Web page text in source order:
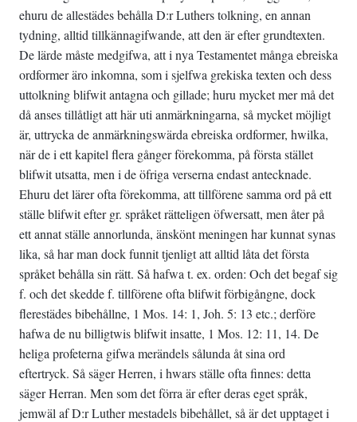
ehuru de allestädes behålla D:r Luthers tolkning, en annan
tydning, alltid tillkännagifwande, att den är efter grundtexten.
De lärde måste medgifwa, att i nya Testamentet många ebreiska
ordformer äro inkomna, som i sjelfwa grekiska texten och dess
uttolkning blifwit antagna och gillade; huru mycket mer må det
då anses tillåtligt att här uti anmärkningarna, så mycket möjligt
är, uttrycka de anmärkningswärda ebreiska ordformer, hwilka,
när de i ett kapitel flera gånger förekomma, på första stället
blifwit utsatta, men i de öfriga verserna endast antecknade.
Ehuru det lärer ofta förekomma, att tillförene samma ord på ett
ställe blifwit efter gr. språket rätteligen öfwersatt, men åter på
ett annat ställe annorlunda, änskönt meningen har kunnat synas
lika, så har man dock funnit tjenligt att alltid låta det första
språket behålla sin rätt. Så hafwa t. ex. orden: Och det begaf sig
f. och det skedde f. tillförene ofta blifwit förbigångne, dock
flerestädes bibehållne, 1 Mos. 14: 1, Joh. 5: 13 etc.; derföre
hafwa de nu billigtwis blifwit insatte, 1 Mos. 12: 11, 14. De
heliga profeterna gifwa merändels sålunda åt sina ord
eftertryck. Så säger Herren, i hwars ställe ofta finnes: detta
säger Herran. Men som det förra är efter deras eget språk,
jemwäl af D:r Luther mestadels bibehållet, så är det upptaget i